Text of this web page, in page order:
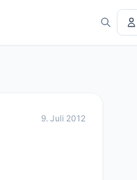
9. Juli 2012